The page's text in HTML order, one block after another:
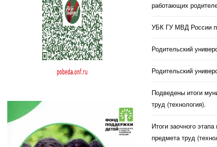
работающих
УБК ГУ МВД России
Родительский
Родительский
Подведены итоги
труд (технология).
Итоги заочного
предмета труд